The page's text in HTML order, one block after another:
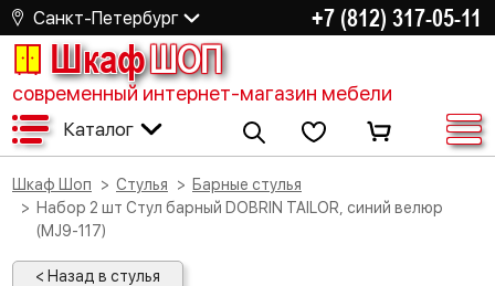
Санкт-Петербург +7 (812) 317-05-11
ШкафШОП
современный интернет-магазин мебели
Каталог
Шкаф Шоп Стулья
Барные стулья
Набор 2 шт Стул барный DOBRIN TAILOR, синий велюр
(MJ9-117)
< Назад в стулья